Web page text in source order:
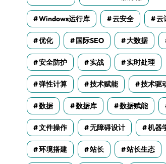
Windows运行库 云安全 云
优化 国际SEO 大数据
安全防护 实战 实时处理
弹性计算 技术赋能 技术驱
数据 数据库 数据赋能
文件操作 无障碍设计 机器
环境搭建 站长 站长生态